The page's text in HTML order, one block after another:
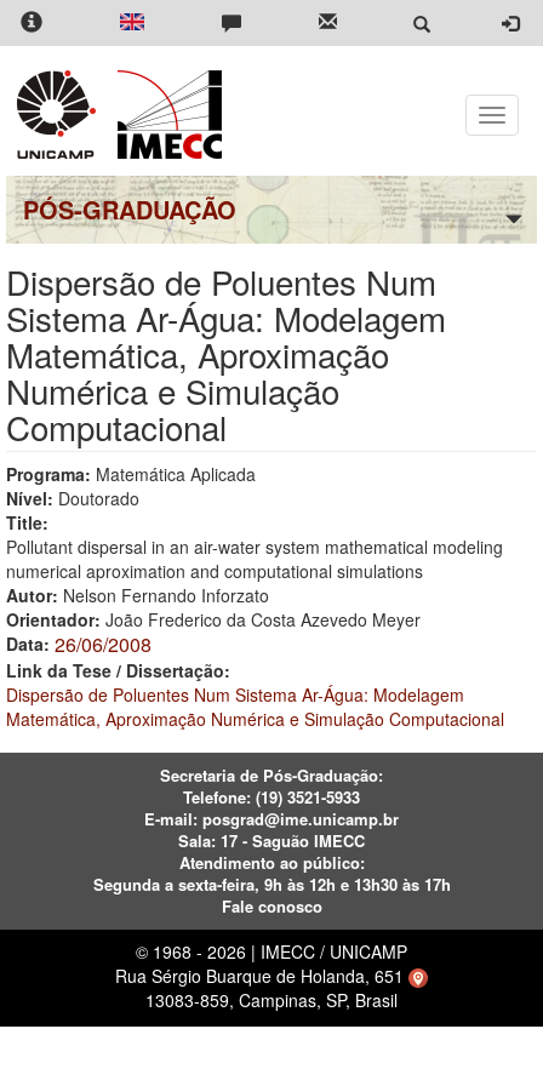
Pular
para
conteúdo
principal
Toggle
PÓS-GRADUAÇÃO
Dispersão de Poluentes Num
Sistema Ar-Água: Modelagem
Matemática, Aproximação
Numérica e Simulação
Computacional
Programa: Matemática Aplicada
Nível: Doutorado
Title:
Pollutant dispersal in an air-water system mathematical modeling
numerical aproximation and computational simulations
Autor: Nelson Fernando Inforzato
Orientador: João Frederico da Costa Azevedo Meyer
Data: 26/06/2008
Link da Tese / Dissertação:
Dispersão de Poluentes Num Sistema Ar-Água: Modelagem
Matemática, Aproximação Numérica e Simulação Computacional
Secretaria de Pós-Graduação:
Telefone: (19) 3521-5933
E-mail: posgrad@ime.unicamp.br
Sala: 17 - Saguão IMECC
Atendimento ao público:
Segunda a sexta-feira, 9h às 12h e 13h30 às 17h
Fale conosco
© 1968 - 2026 | IMECC / UNICAMP
Rua Sérgio Buarque de Holanda, 651
13083-859, Campinas, SP, Brasil